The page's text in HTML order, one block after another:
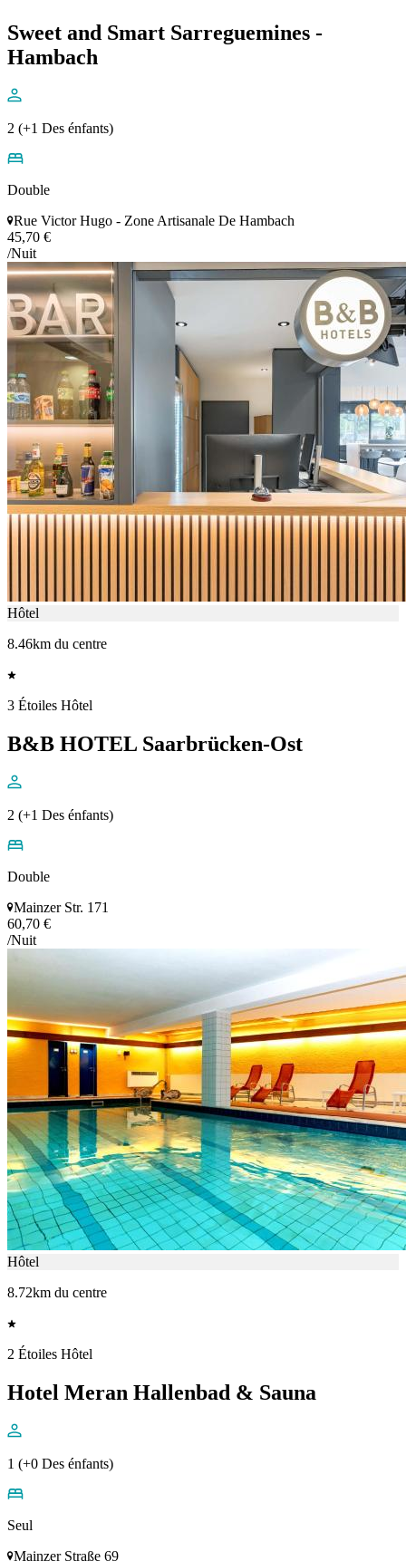
Sweet and Smart Sarreguemines -
Hambach
2 (+1 Des énfants)
Double
Rue Victor Hugo - Zone Artisanale De Hambach
45,70 €
/Nuit
Hôtel
8.46km du centre
3 Étoiles Hôtel
B&B HOTEL Saarbrücken-Ost
2 (+1 Des énfants)
Double
Mainzer Str. 171
60,70 €
/Nuit
Hôtel
8.72km du centre
2 Étoiles Hôtel
Hotel Meran Hallenbad & Sauna
1 (+0 Des énfants)
Seul
Mainzer Straße 69